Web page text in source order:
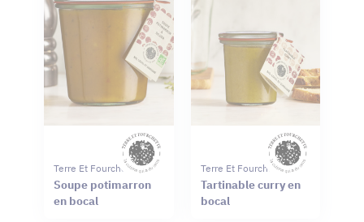
Terre Et Fourchette
Soupe potimarron
en bocal
Terre Et Fourchette
Tartinable curry en
bocal